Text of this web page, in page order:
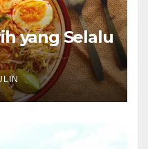
yang Selalu